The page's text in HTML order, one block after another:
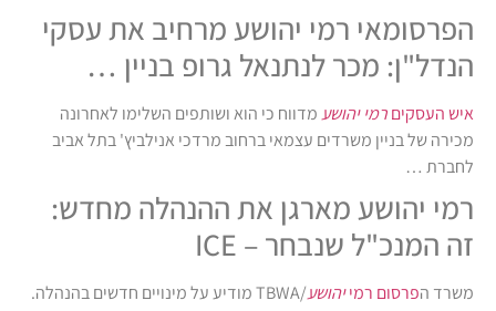
הפרסומאי רמי יהושע מרחיב את עסקי
הנדל"ן: מכר לנתנאל גרופ בניין …
איש העסקיםרמי יהושעמדווח כי הוא ושותפים השלימו לאחרונה
מכירה של בניין משרדים עצמאי ברחוב מרדכי אנילביץ' בתל אביב
לחברת …
רמי יהושע מארגן את ההנהלה מחדש:
זה המנכ"ל שנבחר – ICE
משרד הפרסום רמייהושע/TBWA מודיע על מינויים חדשים בהנהלה.